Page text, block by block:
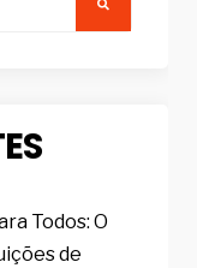
Todos: O
de